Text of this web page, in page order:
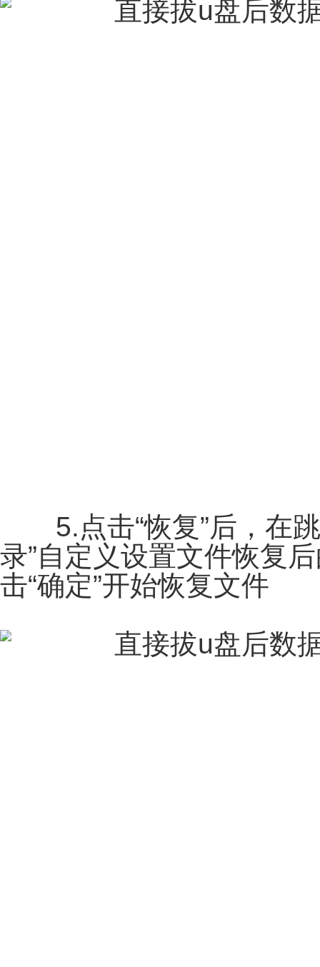
5.点击“恢复”后，在跳
录”自定义设置文件恢复
击“确定”开始恢复文件